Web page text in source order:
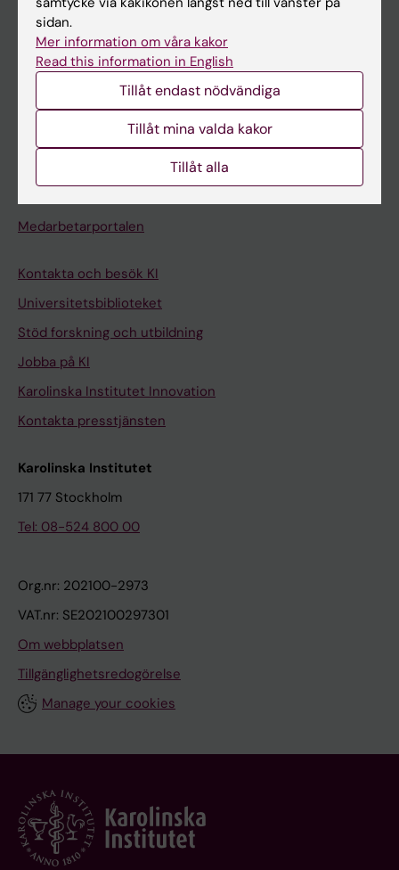
Canvas
Schema
Studentmejlen
Kurs- och programwebbar
Medarbetarportalen
Kontakta och besök KI
Universitetsbiblioteket
Stöd forskning och utbildning
Jobba på KI
Karolinska Institutet Innovation
Kontakta presstjänsten
Karolinska Institutet
171 77 Stockholm
Tel: 08-524 800 00
Org.nr: 202100-2973
VAT.nr: SE202100297301
Om webbplatsen
Tillgänglighetsredogörelse
Manage your cookies
sidan.
Mer information om våra kakor
Read this information in English
Tillåt endast nödvändiga
Tillåt mina valda kakor
Tillåt alla